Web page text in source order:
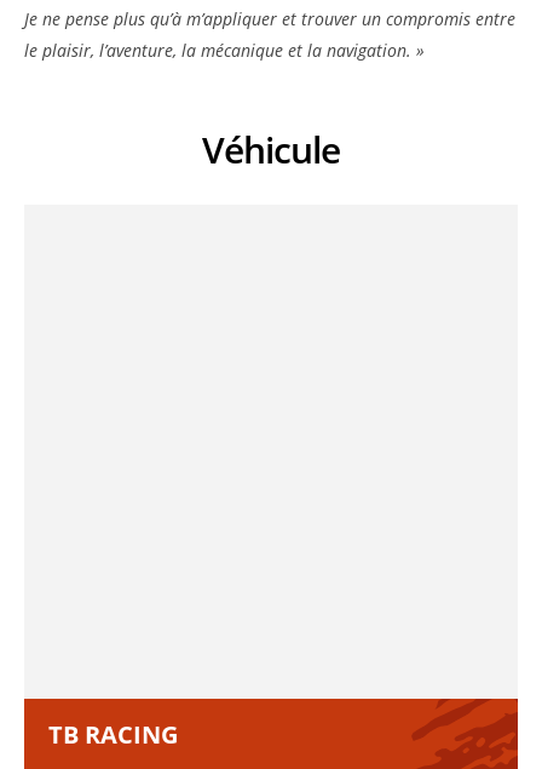
Je ne pense plus qu’à m’appliquer et trouver un compromis entre
le plaisir, l’aventure, la mécanique et la navigation. »
Véhicule
TB RACING